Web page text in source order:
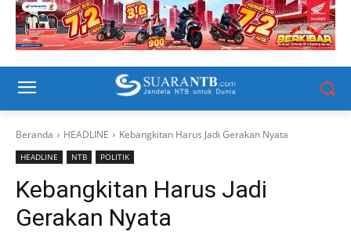
Beranda HEADLINE Kebangkitan Harus Jadi Gerakan Nyata
HEADLINE NTB POLITIK
Kebangkitan Harus Jadi
Gerakan Nyata